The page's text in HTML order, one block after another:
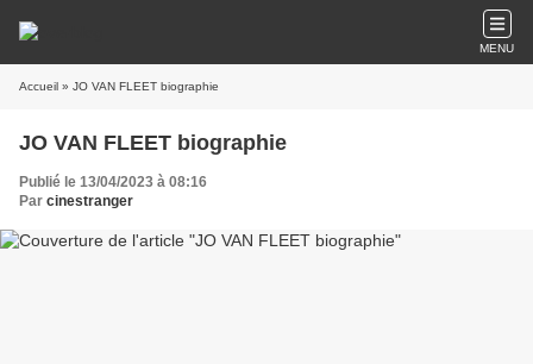
MENU
Accueil » JO VAN FLEET biographie
JO VAN FLEET biographie
Publié le 13/04/2023 à 08:16
Par cinestranger